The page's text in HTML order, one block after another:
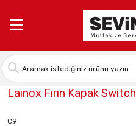
Stok Kodu:LAI-R65260540
Laınox Fırın Kapak Switch
C9